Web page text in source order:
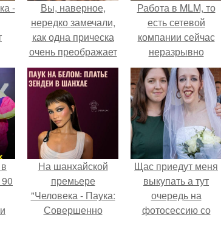
-
и
Вы, наверное,
нередко замечали,
как одна прическа
очень преображает
человека, а другая
напрочь лишает его
внешней
привлекательности?
Работа в MLM, то
есть сетевой
компании сейчас
неразрывно
связана с создание
своего контента,
своей страницы в
соц сетях.
На шанхайской
премьере
"Человека - Паука:
Совершенно
Щас приедут меня
выкупать а тут
очередь на
фотосессию со